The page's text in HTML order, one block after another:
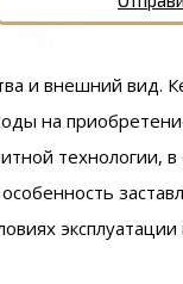
и внешний вид.
на
технологии,